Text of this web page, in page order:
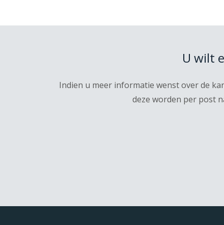
U wilt
Indien u meer informatie wenst over de
deze worden per post